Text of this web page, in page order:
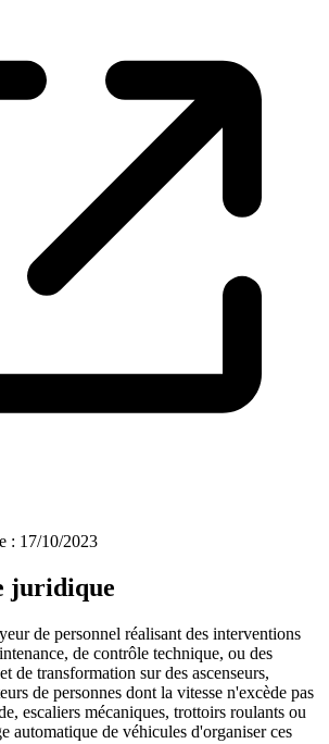
: 17/10/2023
juridique
de personnel réalisant des interventions
de contrôle technique, ou des
de transformation sur des ascenseurs,
de personnes dont la vitesse n'excède pas
escaliers mécaniques, trottoirs roulants ou
automatique de véhicules d'organiser ces